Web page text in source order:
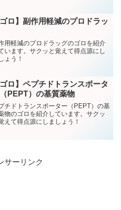
ゴロ】副作用軽減のプロドラッ
用軽減のプロドラッグのゴロを紹介
います。サクッと覚えて得点源にし
ょう！
ゴロ】ペプチドトランスポータ
PEPT）の基質薬物
チドトランスポーター（PEPT）の基
物のゴロを紹介しています。サクッ
えて得点源にしましょう！
サーリンク